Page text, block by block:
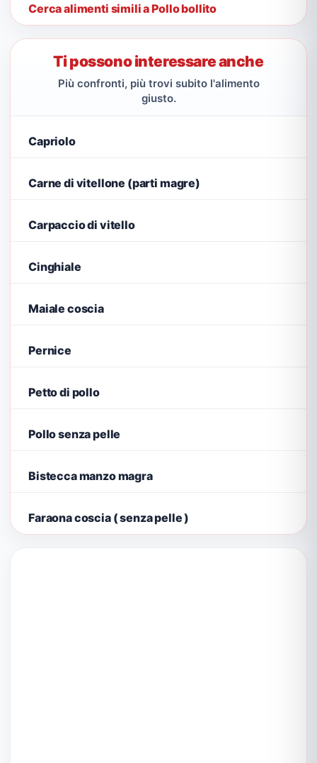
Cerca alimenti simili a Pollo bollito
Ti possono interessare anche
Più confronti, più trovi subito l'alimento
giusto.
Capriolo
Carne di vitellone (parti magre)
Carpaccio di vitello
Cinghiale
Maiale coscia
Pernice
Petto di pollo
Pollo senza pelle
Bistecca manzo magra
Faraona coscia ( senza pelle )